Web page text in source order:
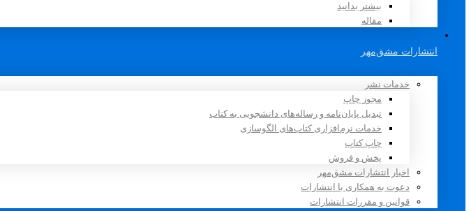
بیشتر بدانید
مقاله
انتشارات مشق‌مهر
خدمات نشر
مجوز چاپ
تبدیل پایان‌نامه و رساله‌های دانشجویی به کتاب
خدمات نرم‌افزاری کتاب‌های الگوسازی
چاپ کتاب
پخش و فروش
اخبار انتشارات مشق‌مهر
دعوت به همکاری با انتشارات
قوانین و مقررات انتشارات